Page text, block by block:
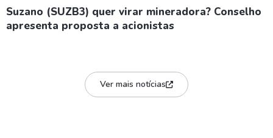
Suzano (SUZB3) quer virar mineradora? Conselho
apresenta proposta a acionistas
Ver mais notícias